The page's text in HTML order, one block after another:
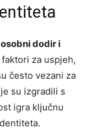
osobni dodir i
za uspjeh,
često vezani za
su izgradili s
igra ključnu